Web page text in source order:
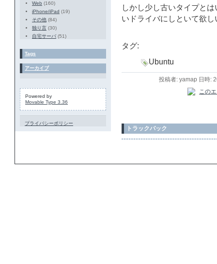
しかし少し古いタイプと
いドライバにしといて欲
タグ:
Ubuntu
投稿者: yamap 日時:
トラックバック
Web (160)
iPhone/iPad (19)
その他 (84)
独り言 (30)
自宅サーバ (51)
Tags
アーカイブ
Powered by
Movable Type 3.36
プライバシーポリシー